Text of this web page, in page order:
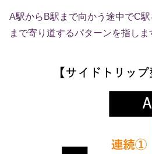
A駅からB駅まで向かう途中でC
まで寄り道するパターンを指しま